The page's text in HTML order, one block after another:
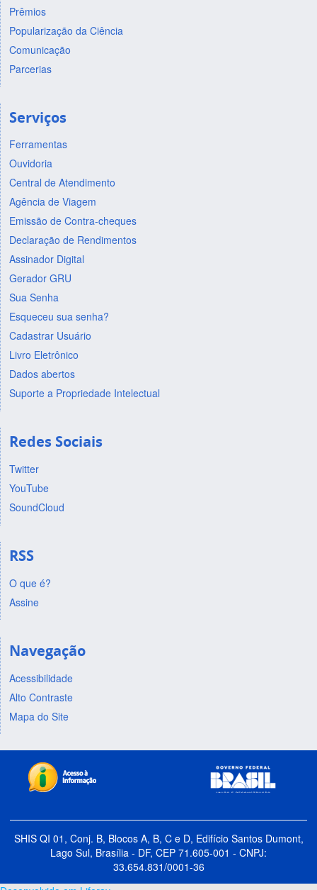
Prêmios
Popularização da Ciência
Comunicação
Parcerias
Serviços
Ferramentas
Ouvidoria
Central de Atendimento
Agência de Viagem
Emissão de Contra-cheques
Declaração de Rendimentos
Assinador Digital
Gerador GRU
Sua Senha
Esqueceu sua senha?
Cadastrar Usuário
Livro Eletrônico
Dados abertos
Suporte a Propriedade Intelectual
Redes Sociais
Twitter
YouTube
SoundCloud
RSS
O que é?
Assine
Navegação
Acessibilidade
Alto Contraste
Mapa do Site
SHIS QI 01, Conj. B, Blocos A, B, C e D, Edifício Santos Dumont,
Lago Sul, Brasília - DF, CEP 71.605-001 - CNPJ:
33.654.831/0001-36